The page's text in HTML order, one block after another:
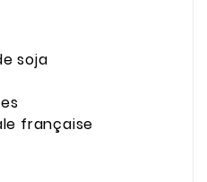
soja
française